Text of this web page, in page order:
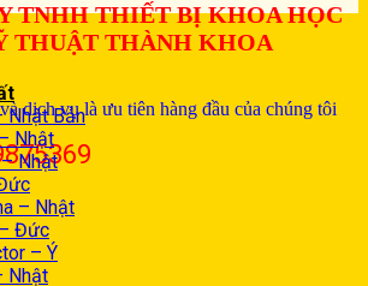
TNHH THIẾT BỊ KHOA HỌC
THUẬT THÀNH KHOA
dịch vụ là ưu tiên hàng đầu của chúng tôi
Nhật Bản
Nhật
Nhật
– Nhật
Đức
– Ý
Nhật